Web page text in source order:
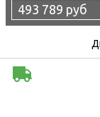
493 789 руб